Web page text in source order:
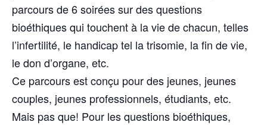
parcours de 6 soirées sur des questions
bioéthiques qui touchent à la vie de chacun, telles
l’infertilité, le handicap tel la trisomie, la fin de vie,
le don d’organe, etc.
Ce parcours est conçu pour des jeunes, jeunes
couples, jeunes professionnels, étudiants, etc.
Mais pas que! Pour les questions bioéthiques,